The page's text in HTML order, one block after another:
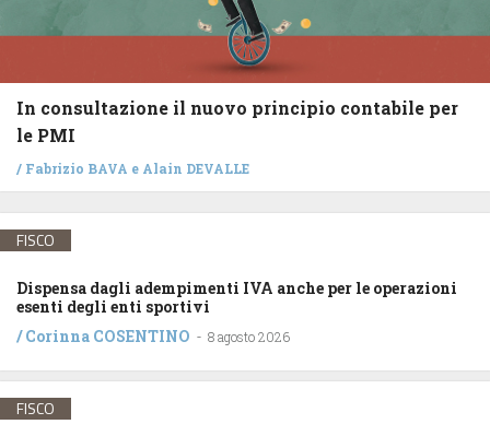
In consultazione il nuovo principio contabile per
le PMI
/ Fabrizio BAVA e Alain DEVALLE
FISCO
Dispensa dagli adempimenti IVA anche per le operazioni
esenti degli enti sportivi
/Corinna COSENTINO - 8 agosto 2026
FISCO